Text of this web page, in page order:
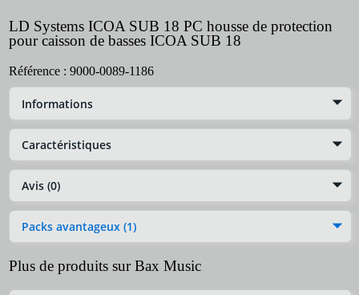
LD Systems ICOA SUB 18 PC housse de protection
pour caisson de basses ICOA SUB 18
Référence : 9000-0089-1186
Informations
Caractéristiques
Avis (0)
Packs avantageux (1)
Plus de produits sur Bax Music